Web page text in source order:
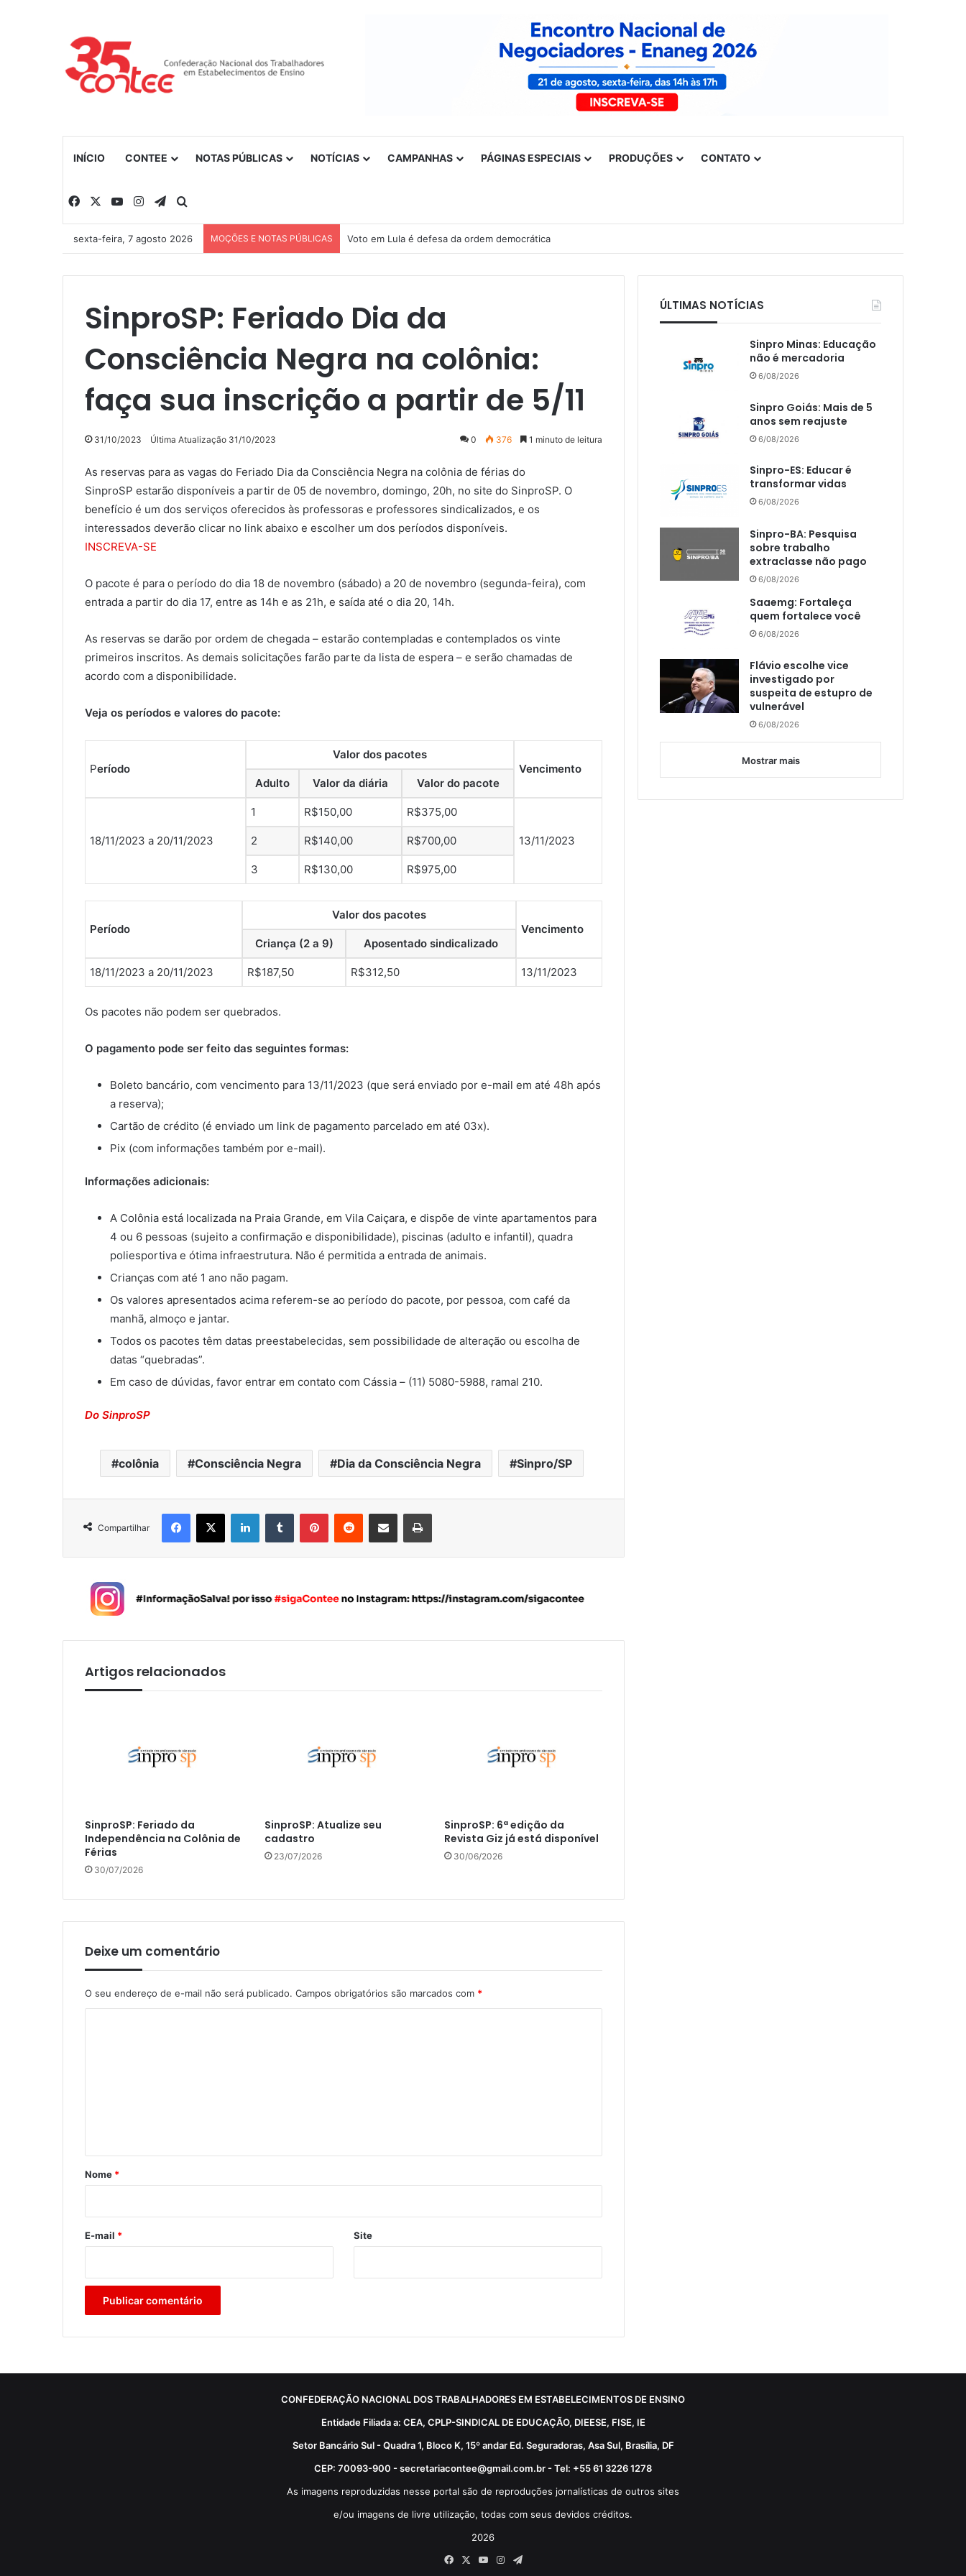
INÍCIO CONTEE NOTAS PÚBLICAS NOTÍCIAS CAMPANHAS PÁGINAS ESPECIAIS PRODUÇÕES CONTATO
Facebook YouTubeInstagramTelegram
sexta-feira, 7 agosto 2026 MOÇÕES E NOTAS PÚBLICAS Voto em Lula é defesa da ordem democrática
SinproSP: Feriado Dia da
Consciência Negra na colônia:
faça sua inscrição a partir de 5/11
31/10/2023 Última Atualização 31/10/2023 0 376 1 minuto de leitura
As reservas para as vagas do Feriado Dia da Consciência Negra na colônia de férias do
SinproSP estarão disponíveis a partir de 05 de novembro, domingo, 20h, no site do SinproSP. O
benefício é um dos serviços oferecidos às professoras e professores sindicalizados, e os
interessados deverão clicar no link abaixo e escolher um dos períodos disponíveis.
INSCREVA-SE
O pacote é para o período do dia 18 de novembro (sábado) a 20 de novembro (segunda-feira), com
entrada a partir do dia 17, entre as 14h e as 21h, e saída até o dia 20, 14h.
As reservas se darão por ordem de chegada – estarão contempladas e contemplados os vinte
primeiros inscritos. As demais solicitações farão parte da lista de espera – e serão chamadas de
acordo com a disponibilidade.
Veja os períodos e valores do pacote:
Período
Valor dos pacotes
Vencimento
Adulto
Valor da diária Valor do pacote
18/11/2023 a 20/11/2023
1 R$150,00 R$375,00
13/11/2023
2 R$140,00 R$700,00
3 R$130,00 R$975,00
Período
Valor dos pacotes
Vencimento
Criança (2 a 9)
Aposentado sindicalizado
18/11/2023 a 20/11/2023 R$187,50 R$312,50 13/11/2023
Os pacotes não podem ser quebrados.
O pagamento pode ser feito das seguintes formas:
Boleto bancário, com vencimento para 13/11/2023 (que será enviado por e-mail em até 48h após
a reserva);
Cartão de crédito (é enviado um link de pagamento parcelado em até 03x).
Pix (com informações também por e-mail).
Informações adicionais:
A Colônia está localizada na Praia Grande, em Vila Caiçara, e dispõe de vinte apartamentos para
4 ou 6 pessoas (sujeito a confirmação e disponibilidade), piscinas (adulto e infantil), quadra
poliesportiva e ótima infraestrutura. Não é permitida a entrada de animais.
Crianças com até 1 ano não pagam.
Os valores apresentados acima referem-se ao período do pacote, por pessoa, com café da
manhã, almoço e jantar.
Todos os pacotes têm datas preestabelecidas, sem possibilidade de alteração ou escolha de
datas “quebradas”.
Em caso de dúvidas, favor entrar em contato com Cássia – (11) 5080-5988, ramal 210.
Do SinproSP
colônia Consciência Negra Dia da Consciência Negra Sinpro/SP
Compartilhar
Artigos relacionados
SinproSP: Feriado da
Independência na Colônia de
Férias
30/07/2026
SinproSP: Atualize seu
cadastro
23/07/2026
SinproSP: 6ª edição da
Revista Giz já está disponível
30/06/2026
Deixe um comentário
O seu endereço de e-mail não será publicado. Campos obrigatórios são marcados com *
r
*
Nome *
E-mail * Site
ÚLTIMAS NOTÍCIAS
Sinpro Minas: Educação
não é mercadoria
6/08/2026
Sinpro Goiás: Mais de 5
anos sem reajuste
6/08/2026
Sinpro-ES: Educar é
transformar vidas
6/08/2026
Sinpro-BA: Pesquisa
sobre trabalho
extraclasse não pago
6/08/2026
Saaemg: Fortaleça
quem fortalece você
6/08/2026
Flávio escolhe vice
investigado por
suspeita de estupro de
vulnerável
6/08/2026
Mostrar mais
CONFEDERAÇÃO NACIONAL DOS TRABALHADORES EM ESTABELECIMENTOS DE ENSINO
Entidade Filiada a: CEA, CPLP-SINDICAL DE EDUCAÇÃO, DIEESE, FISE, IE
Setor Bancário Sul - Quadra 1, Bloco K, 15º andar Ed. Seguradoras, Asa Sul, Brasília, DF
CEP: 70093-900 - secretariacontee@gmail.com.br - Tel: +55 61 3226 1278
As imagens reproduzidas nesse portal são de reproduções jornalísticas de outros sites
e/ou imagens de livre utilização, todas com seus devidos créditos.
2026
FacebookYouTubeInstagram
Telegram